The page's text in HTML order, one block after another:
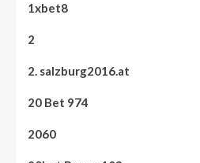
1xbet8
2
2. salzburg2016.at
20 Bet 974
2060